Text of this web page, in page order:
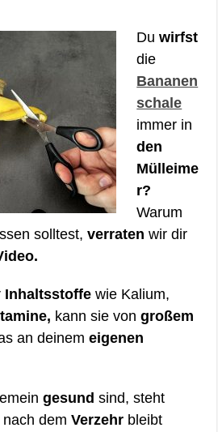
Duwirfst
die
Bananen
schale
immer in
den
Mülleime
r?
Warum
solltest,verraten wir dir
Inhaltsstoffe wie Kalium,
kann sie vongroßem
an deinemeigenen
gesund sind, steht
nach demVerzehr bleibt